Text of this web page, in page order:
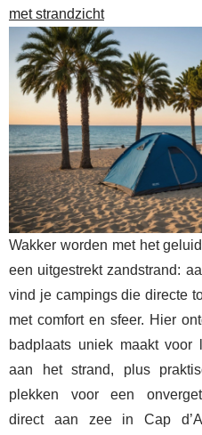
met strandzicht
Wakker worden met het
een uitgestrekt zandstrand:
vind je campings die directe
met comfort en sfeer. Hier
badplaats uniek maakt voor
aan het strand, plus
plekken voor een
direct aan zee in Cap